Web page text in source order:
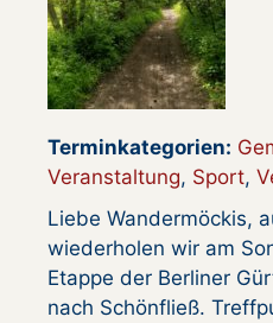
Terminkategorien:
Veranstaltung, Sport,
Liebe Wandermöckis,
wiederholen wir am
Etappe der Berliner
nach Schönfließ.